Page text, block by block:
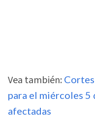
Vea también:
para el miércoles
afectadas